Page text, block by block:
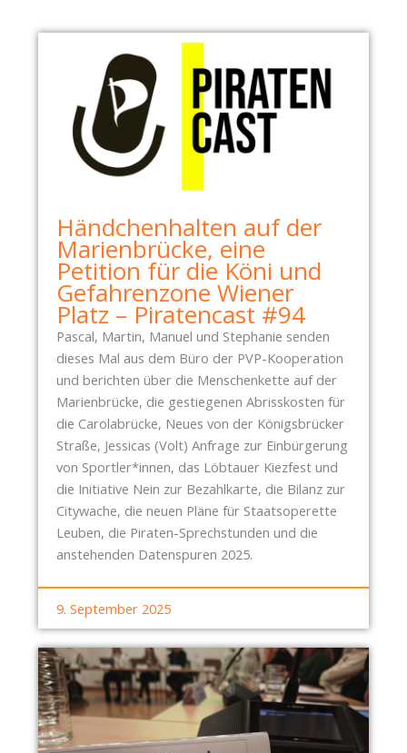
I
B
R
Ä
B
E
R
K
R
A
N
K
E
H
A
-
B
R
G
E
R
E
N
T
S
Händchenhalten auf der
Marienbrücke, eine
Petition für die Köni und
Gefahrenzone Wiener
Platz – Piratencast #94
Pascal, Martin, Manuel und Stephanie senden
dieses Mal aus dem Büro der PVP-Kooperation
und berichten über die Menschenkette auf der
Marienbrücke, die gestiegenen Abrisskosten für
die Carolabrücke, Neues von der Königsbrücker
Straße, Jessicas (Volt) Anfrage zur Einbürgerung
von Sportler*innen, das Löbtauer Kiezfest und
die Initiative Nein zur Bezahlkarte, die Bilanz zur
Citywache, die neuen Pläne für Staatsoperette
Leuben, die Piraten-Sprechstunden und die
anstehenden Datenspuren 2025.
9. September 2025